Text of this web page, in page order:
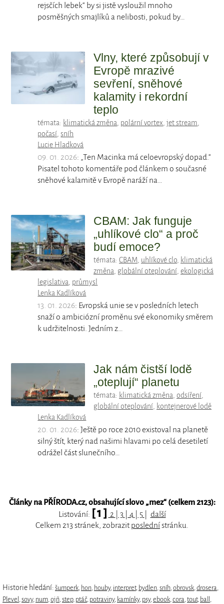
rejsčích lebek“ by si jistě vysloužil mnoho
posměšných smajlíků a nelibosti, pokud by…
Vlny, které způsobují v
Evropě mrazivé
sevření, sněhové
kalamity i rekordní
teplo
témata: klimatická změna, polární vortex,jet stream,
počasí,sníh
Lucie Hladková
09. 01. 2026: „Ten Macinka má celoevropský dopad.“
Pisatel tohoto komentáře pod článkem o současné
sněhové kalamitě v Evropě naráží na…
CBAM: Jak funguje
„uhlíkové clo“ a proč
budí emoce?
témata: CBAM, uhlíkové clo, klimatická
změna, globální oteplování, ekologická
legislativa, průmysl
Lenka Kadlíková
13. 01. 2026: Evropská unie se v posledních letech
snaží o ambiciózní proměnu své ekonomiky směrem
k udržitelnosti. Jedním z…
Jak nám čistší lodě
„oteplují“ planetu
témata: klimatická změna, odsíření,
globální oteplování, kontejnerové lodě
Lenka Kadlíková
20. 01. 2026: Ještě po roce 2010 existoval na planetě
silný štít, který nad našimi hlavami po celá desetiletí
odrážel část slunečního…
Články na PŘÍRODA.cz, obsahující slovo „mez“ (celkem 2123):
Listování: [ 1 ] 2 3 4 5
další
Celkem 213 stránek, zobrazitposlednístránku.
Historie hledání: šumperk, hon, houby, interpret, bydlen,sníh,obrovsk,drosera,
Plevel ,sovy, num,ojñ,step, ptáč, potraviny, kamínky, psy,ebook,cora,tout, ball ,